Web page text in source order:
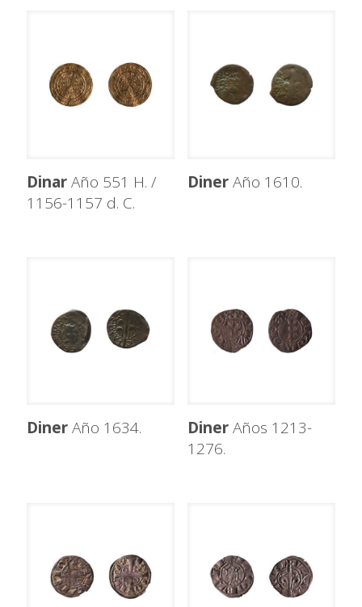
DinarAño 551 H. /
1156-1157 d. C.
DinerAño 1610.
DinerAño 1634. DinerAños 1213-
1276.